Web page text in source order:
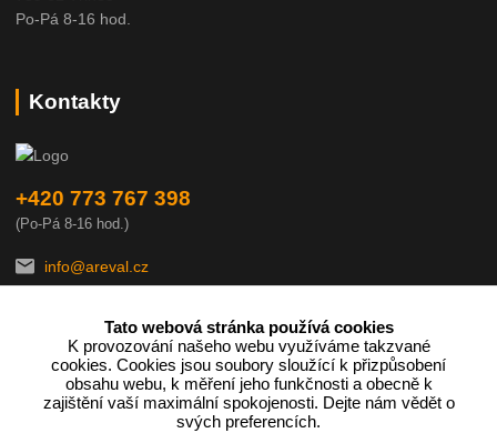
Po-Pá 8-16 hod.
Kontakty
+420 773 767 398
(Po-Pá 8-16 hod.)
info@areval.cz
Podle zákona o evidenci tržeb je prodávající povinen vystavit
Tato webová stránka používá cookies
K provozování našeho webu využíváme takzvané
cookies. Cookies jsou soubory sloužící k přizpůsobení
obsahu webu, k měření jeho funkčnosti a obecně k
zajištění vaší maximální spokojenosti. Dejte nám vědět o
svých preferencích.